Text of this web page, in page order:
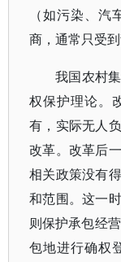
（如污染、
商，通常只受到
我国农村
权保护理论。
有，实际无人
改革。改革后
相关政策没有
和范围。这一
则保护承包经
包地进行确权